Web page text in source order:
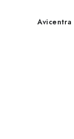
Avicentra